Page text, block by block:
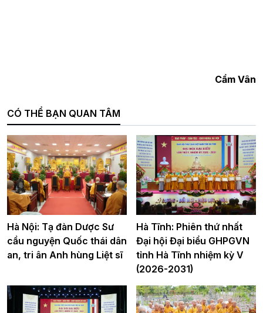
Cẩm Vân
CÓ THỂ BẠN QUAN TÂM
Hà Nội: Tạ đàn Dược Sư
cầu nguyện Quốc thái dân
an, tri ân Anh hùng Liệt sĩ
Hà Tĩnh: Phiên thứ nhất
Đại hội Đại biểu GHPGVN
tỉnh Hà Tĩnh nhiệm kỳ V
(2026-2031)